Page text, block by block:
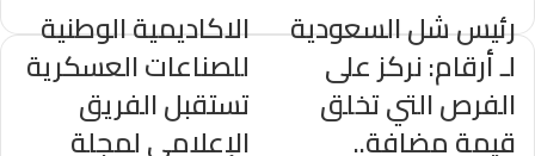
رئيس شل السعودية
لـ أرقام: نركز على
الفرص التي تخلق
قيمة مضافة..
الاكاديمية الوطنية
للصناعات العسكرية
تستقبل الفريق
الإعلامي لمجلة